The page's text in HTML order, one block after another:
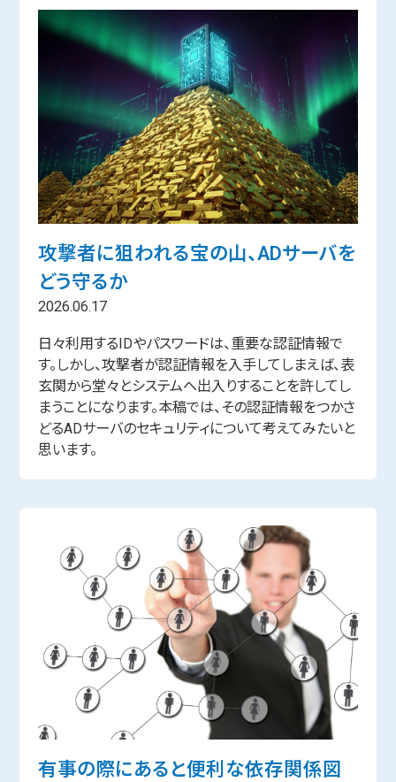
攻撃者に狙われる宝の山、ADサーバを
どう守るか
2026.06.17
日々利用するIDやパスワードは、重要な認証情報で
す。しかし、攻撃者が認証情報を入手してしまえば、表
玄関から堂々とシステムへ出入りすることを許してし
まうことになります。本稿では、その認証情報をつかさ
どるADサーバのセキュリティについて考えてみたいと
思います。
有事の際にあると便利な依存関係図